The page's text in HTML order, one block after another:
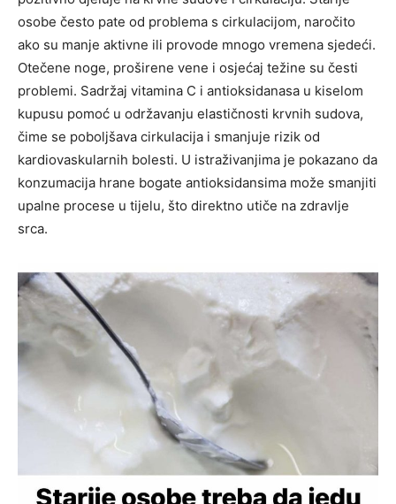
osobe često pate od problema s cirkulacijom, naročito
ako su manje aktivne ili provode mnogo vremena sjedeći.
Otečene noge, proširene vene i osjećaj težine su česti
problemi. Sadržaj vitamina C i antioksidanasa u kiselom
kupusu pomoć u održavanju elastičnosti krvnih sudova,
čime se poboljšava cirkulacija i smanjuje rizik od
kardiovaskularnih bolesti. U istraživanjima je pokazano da
konzumacija hrane bogate antioksidansima može smanjiti
upalne procese u tijelu, što direktno utiče na zdravlje
srca.